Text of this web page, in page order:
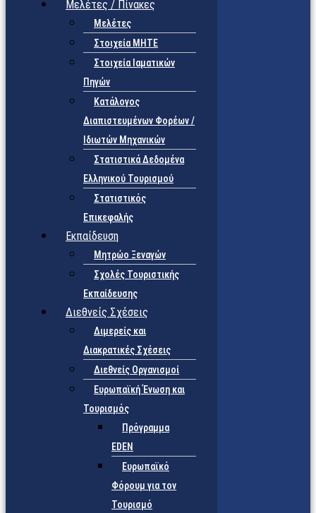
Μελέτες / Πίνακες
Μελέτες
Στοιχεία ΜΗΤΕ
Στοιχεία Ιαματικών
Πηγών
Κατάλογος
Διαπιστευμένων Φορέων /
Ιδιωτών Μηχανικών
Στατιστικά Δεδομένα
Ελληνικού Τουρισμού
Στατιστικός
Επικεφαλής
Εκπαίδευση
Μητρώο Ξεναγών
Σχολές Τουριστικής
Εκπαίδευσης
Διεθνείς Σχέσεις
Διμερείς και
Διακρατικές Σχέσεις
Διεθνείς Οργανισμοί
Ευρωπαϊκή Ένωση και
Τουρισμός
Πρόγραμμα
EDEN
Ευρωπαϊκό
Φόρουμ για τον
Τουρισμό